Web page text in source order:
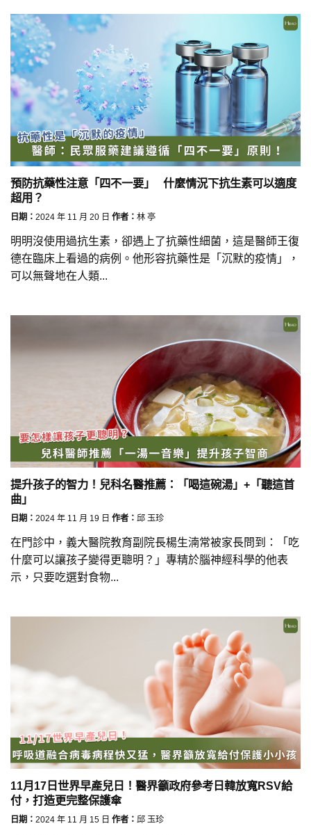
預防抗藥性注意「四不一要」 什麼情況下抗生素可以適度
超用？
日期： 2024 年 11 月 20 日 作者： 林 亭
明明沒使用過抗生素，卻遇上了抗藥性細菌，這是醫師王復
德在臨床上看過的病例。他形容抗藥性是「沉默的疫情」，
可以無聲地在人類...
提升孩子的智力！兒科名醫推薦：「喝這碗湯」+「聽這首
曲」
日期： 2024 年 11 月 19 日 作者： 邱 玉珍
在門診中，義大醫院教育副院長楊生湳常被家長問到：「吃
什麼可以讓孩子變得更聰明？」專精於腦神經科學的他表
示，只要吃選對食物...
11月17日世界早產兒日！醫界籲政府參考日韓放寬RSV給
付，打造更完整保護傘
日期： 2024 年 11 月 15 日 作者： 邱 玉珍